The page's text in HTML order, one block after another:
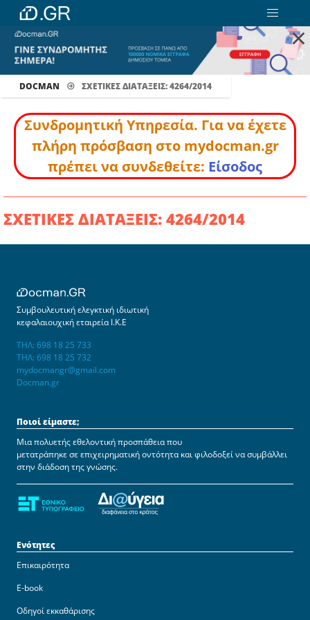
×
DOCMAN ΣΧΕΤΙΚΕΣ ΔΙΑΤΑΞΕΙΣ: 4264/2014
Συνδρομητική Υπηρεσία. Για να έχετε
πλήρη πρόσβαση στο mydocman.gr
πρέπει να συνδεθείτε: Είσοδος
ΣΧΕΤΙΚΕΣ ΔΙΑΤΑΞΕΙΣ: 4264/2014
Συμβουλευτική ελεγκτική ιδιωτική
κεφαλαιουχική εταιρεία Ι.Κ.Ε
ΤΗΛ: 698 18 25 733
ΤΗΛ: 698 18 25 732
mydocmangr@gmail.com
Docman.gr
Ποιοί είμαστε;
Μια πολυετής εθελοντική προσπάθεια που
μετατράπηκε σε επιχειρηματική οντότητα και φιλοδοξεί να συμβάλλει
στην διάδοση της γνώσης.
Ενότητες
Επικαιρότητα
E-book
Οδηγοί εκκαθάρισης